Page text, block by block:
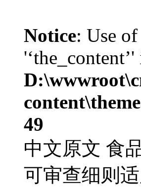
Notice: Use
'‘the_content’'
49
中文原文 食
可审查细则